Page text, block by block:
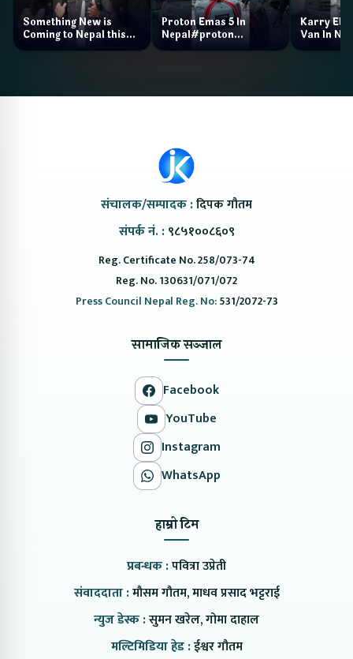
Something New is
Coming to Nepal this
NAIMA Mobility Expo
Proton Emas 5 In
Nepal#proton
Karry
Van In
Bazar II
संचालक/सम्पादक :दिपक गौतम
संपर्क नं. : ९८५१००८६०९
Reg. Certificate No. 258/073-74
Reg. No. 130631/071/072
Press Council Nepal Reg. No:531/2072-73
सामाजिक सञ्जाल
Facebook
YouTube
Instagram
WhatsApp
हाम्रो टिम
प्रबन्धक :पवित्रा उप्रेती
संवाददाता :मौसम गौतम, माधव प्रसाद भट्टराई
न्युज डेस्क :सुमन खरेल, गोमा दाहाल
मल्टिमिडिया हेड :ईश्वर गौतम